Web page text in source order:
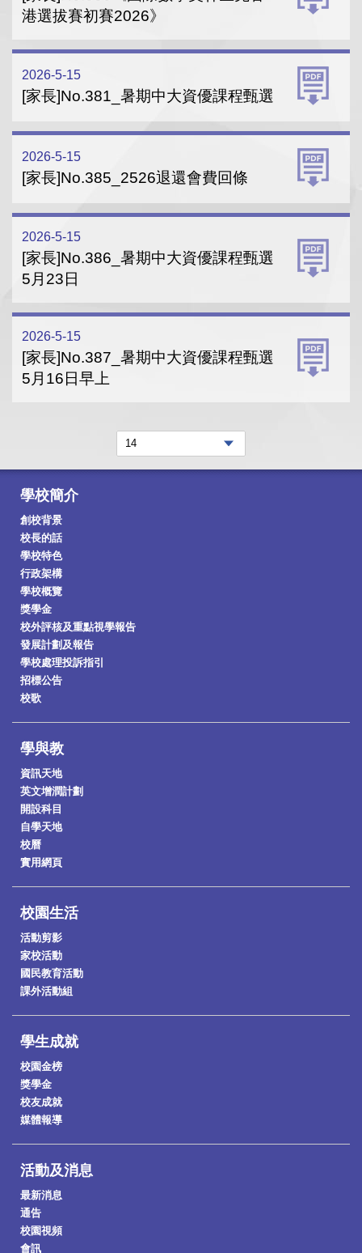
港選拔賽初賽2026》
2026-5-15
[家長]No.381_暑期中大資優課程甄選
2026-5-15
[家長]No.385_2526退還會費回條
2026-5-15
[家長]No.386_暑期中大資優課程甄選
5月23日
2026-5-15
[家長]No.387_暑期中大資優課程甄選
5月16日早上
學校簡介
創校背景
校長的話
學校特色
行政架構
學校概覽
獎學金
校外評核及重點視學報告
發展計劃及報告
學校處理投訴指引
招標公告
校歌
學與教
資訊天地
英文增潤計劃
開設科目
自學天地
校曆
實用網頁
校園生活
活動剪影
家校活動
國民教育活動
課外活動組
學生成就
校園金榜
獎學金
校友成就
媒體報導
活動及消息
最新消息
通告
校園視頻
會訊